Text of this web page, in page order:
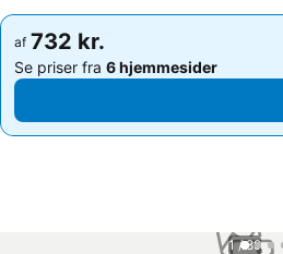
af 732 kr.
Se priser fra 6 hjemmesider
af 732 kr.
Se priser fra 6 hjemmesider
1 / 89